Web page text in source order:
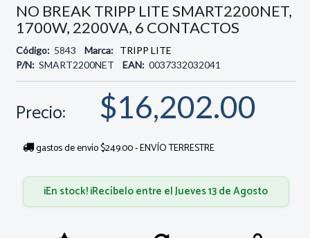
NO BREAK TRIPP LITE SMART2200NET,
1700W, 2200VA, 6 CONTACTOS
Código: 5843 Marca: TRIPP LITE
P/N: SMART2200NET EAN: 0037332032041
Precio: $16,202.00
gastos de envío $249.00 - ENVÍO TERRESTRE
¡En stock! ¡Recíbelo entre el Jueves 13 de Agosto